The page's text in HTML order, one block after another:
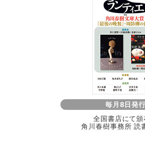
毎月8日発行
全国書店にて頒
角川春樹事務所 読